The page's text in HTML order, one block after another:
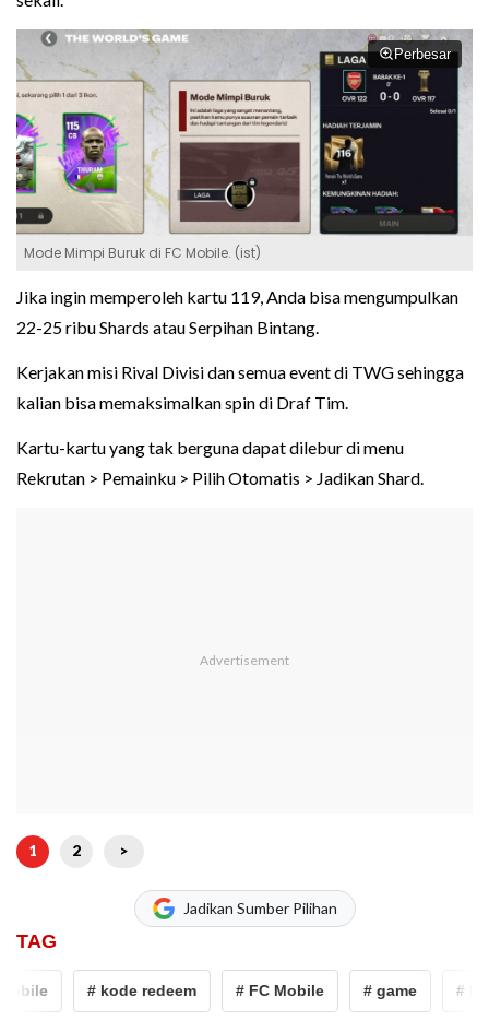
Perbesar
Mode Mimpi Buruk di FC Mobile. (ist)
Jika ingin memperoleh kartu 119, Anda bisa mengumpulkan
22-25 ribu Shards atau Serpihan Bintang.
Kerjakan misi Rival Divisi dan semua event di TWG sehingga
kalian bisa memaksimalkan spin di Draf Tim.
Kartu-kartu yang tak berguna dapat dilebur di menu
Rekrutan > Pemainku > Pilih Otomatis > Jadikan Shard.
1 2 >
Jadikan Sumber Pilihan
TAG
# kode redeem # FC Mobile # game # kode